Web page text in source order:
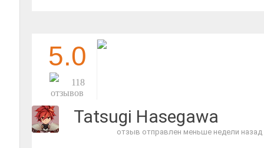
5.0
118
отзывов
Tatsugi Hasegawa
отзыв отправлен меньше недели назад